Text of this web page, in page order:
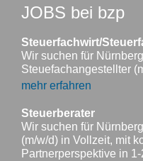
JOBS bei bzp
Steuerfachwirt/
Wir suchen für
Steuefachangestellter
mehr erfahren
Steuerberater
Wir suchen für
(m/w/d) in Vollzeit, mit
Partnerperspektive in